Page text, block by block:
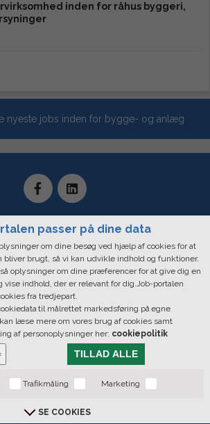
inden for råhus byggeri,
nyeste jobs inden for bygge- og anlæg
36. 1. Sal - Forhuset, 1260 København K |
CVR: 28890346
- Fredag: 09.00 - 16.00 | Hovednummer: +45
33 44 55 55
All rights reserved |Cookie Policy
Du bestemer over din data
Bygge & Anlægsavisen
BYGGERI+arkitektur
passer på dine data
om dine besøg ved hjælp af cookies for at
bliver brugt, så vi kan udvikle indhold og funktioner.
oplysninger om dine præferencer for at give dig en
vise indhold, der er relevant for dig.Job-portalen
fra tredjepart.
til målrettet markedsføring på egne
læse mere om vores brug af cookies samt
af personoplysninger her: cookiepolitik
TILLAD ALLE
Trafikmåling Marketing
SE COOKIES